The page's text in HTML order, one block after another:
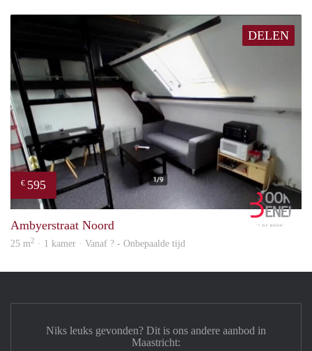
DELEN
€ 595
Ambyerstraat Noord
25 m2 · 1 kamer · Vanaf ? - Onbepaalde tijd
Niks leuks gevonden? Dit is ons andere aanbod in
Maastricht: